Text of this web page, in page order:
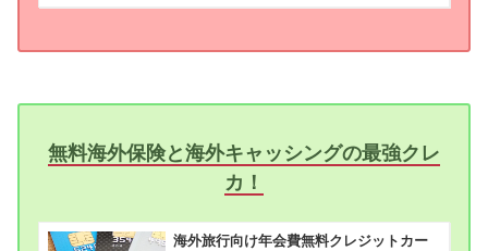
無料海外保険と海外キャッシングの最強クレ
カ！
海外旅行向け年会費無料クレジットカー